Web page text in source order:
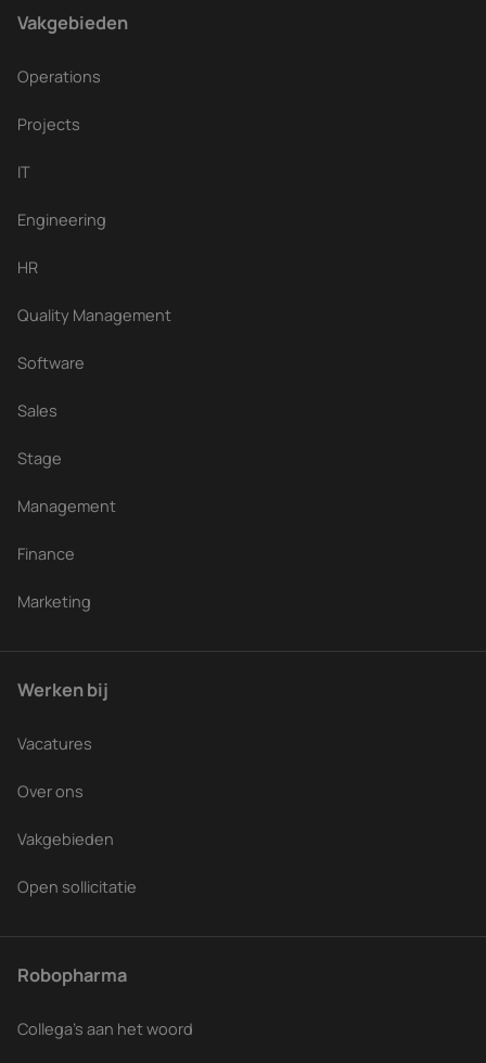
Vakgebieden
Operations
Projects
IT
Engineering
HR
Quality Management
Software
Sales
Stage
Management
Finance
Marketing
Werken bij
Vacatures
Over ons
Vakgebieden
Open sollicitatie
Robopharma
Collega's aan het woord